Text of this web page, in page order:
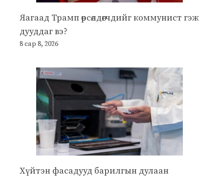
Яагаад Трамп өрсөлдөгчдийг коммунист гэж
дууддаг вэ?
8 сар 8, 2026
Хүйтэн фасадууд барилгын дулаан